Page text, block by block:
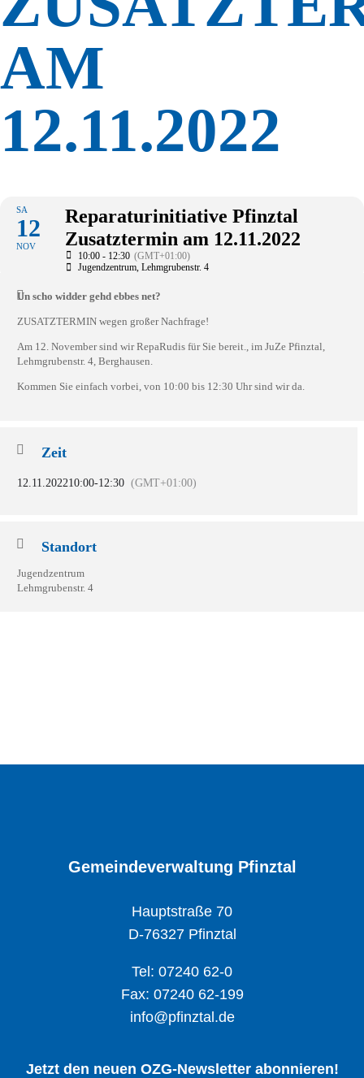
AM
12.11.2022
SA
12
NOV
Reparaturinitiative Pfinztal
Zusatztermin am 12.11.2022
10:00 - 12:30 (GMT+01:00)
Jugendzentrum , Lehmgrubenstr. 4
Un scho widder gehd ebbes net?
ZUSATZTERMIN wegen großer Nachfrage!
Am 12. November sind wir RepaRudis für Sie bereit., im JuZe Pfinztal,
Lehmgrubenstr. 4, Berghausen.
Kommen Sie einfach vorbei, von 10:00 bis 12:30 Uhr sind wir da.
Zeit
12.11.202210:00-12:30 (GMT+01:00)
Standort
Jugendzentrum
Lehmgrubenstr. 4
Gemeindeverwaltung Pfinztal
Hauptstraße 70
D-76327 Pfinztal
Tel: 07240 62-0
Fax: 07240 62-199
info@pfinztal.de
Jetzt den neuen OZG-Newsletter abonnieren!